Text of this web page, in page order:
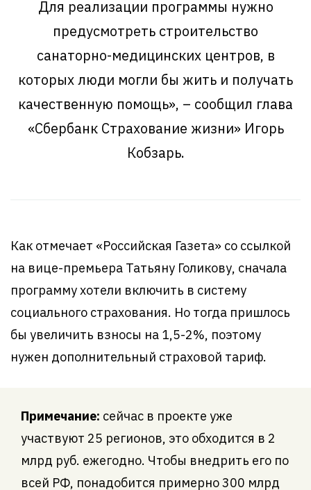
Для реализации программы нужно
предусмотреть строительство
санаторно-медицинских центров, в
которых люди могли бы жить и получать
качественную помощь», – сообщил глава
«Сбербанк Страхование жизни» Игорь
Кобзарь.
Как отмечает «Российская Газета» со ссылкой
на вице-премьера Татьяну Голикову, сначала
программу хотели включить в систему
социального страхования. Но тогда пришлось
бы увеличить взносы на 1,5-2%, поэтому
нужен дополнительный страховой тариф.
Примечание: сейчас в проекте уже
участвуют 25 регионов, это обходится в 2
млрд руб. ежегодно. Чтобы внедрить его по
всей РФ, понадобится примерно 300 млрд